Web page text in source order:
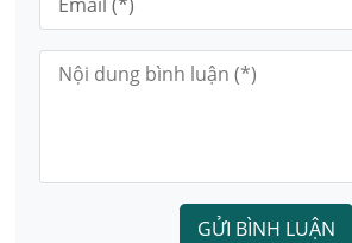
GỬI BÌNH LUẬN